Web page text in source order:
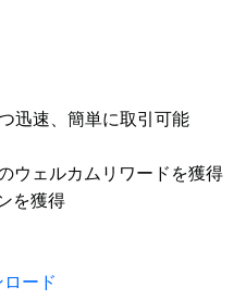
迅速、簡単に取引可能
ウェルカムリワードを獲得
を獲得
ード